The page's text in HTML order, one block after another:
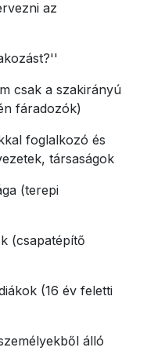
az
csak a szakirányú
fáradozók)
foglalkozó és
társaságok
(terepi
(csapatépítő
(16 év feletti
álló